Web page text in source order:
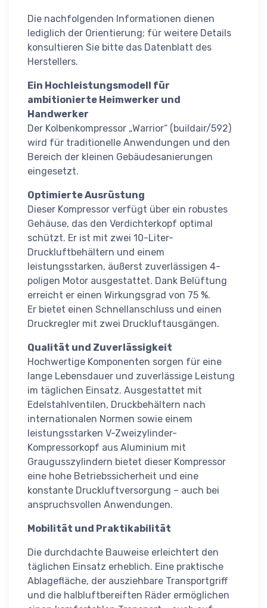
Die nachfolgenden Informationen dienen
lediglich der Orientierung; für weitere Details
konsultieren Sie bitte das Datenblatt des
Herstellers.
Ein Hochleistungsmodell für
ambitionierte Heimwerker und
Handwerker
Der Kolbenkompressor „Warrior“ (buildair/592)
wird für traditionelle Anwendungen und den
Bereich der kleinen Gebäudesanierungen
eingesetzt.
Optimierte Ausrüstung
Dieser Kompressor verfügt über ein robustes
Gehäuse, das den Verdichterkopf optimal
schützt. Er ist mit zwei 10-Liter-
Druckluftbehältern und einem
leistungsstarken, äußerst zuverlässigen 4-
poligen Motor ausgestattet. Dank Belüftung
erreicht er einen Wirkungsgrad von 75 %.
Er bietet einen Schnellanschluss und einen
Druckregler mit zwei Druckluftausgängen.
Qualität und Zuverlässigkeit
Hochwertige Komponenten sorgen für eine
lange Lebensdauer und zuverlässige Leistung
im täglichen Einsatz. Ausgestattet mit
Edelstahlventilen, Druckbehältern nach
internationalen Normen sowie einem
leistungsstarken V-Zweizylinder-
Kompressorkopf aus Aluminium mit
Graugusszylindern bietet dieser Kompressor
eine hohe Betriebssicherheit und eine
konstante Druckluftversorgung – auch bei
anspruchsvollen Anwendungen.
Mobilität und Praktikabilität
Die durchdachte Bauweise erleichtert den
täglichen Einsatz erheblich. Eine praktische
Ablagefläche, der ausziehbare Transportgriff
und die halbluftbereiften Räder ermöglichen